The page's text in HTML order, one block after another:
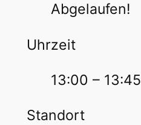
Abgelaufen!
Uhrzeit
13:00 – 13:45
Standort